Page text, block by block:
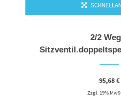
2/2
95,68€
Zzgl. 19%